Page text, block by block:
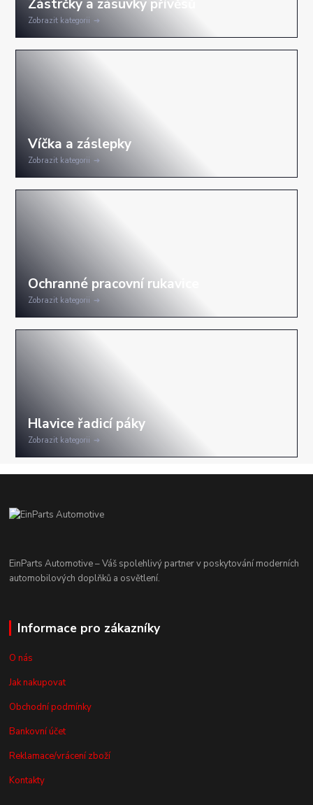
Zobrazit kategorii
Zobrazit kategorii
Zobrazit kategorii
Zobrazit kategorii
EinParts Automotive – Váš spolehlivý partner v poskytování moderních
automobilových doplňků a osvětlení.
Informace pro zákazníky
O nás
Jak nakupovat
Obchodní podmínky
Bankovní účet
Reklamace/vrácení zboží
Kontakty